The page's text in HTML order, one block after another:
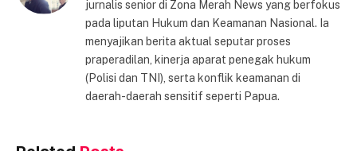
jurnalis senior di Zona Merah News yang berfokus
pada liputan Hukum dan Keamanan Nasional. Ia
menyajikan berita aktual seputar proses
praperadilan, kinerja aparat penegak hukum
(Polisi dan TNI), serta konflik keamanan di
daerah-daerah sensitif seperti Papua.